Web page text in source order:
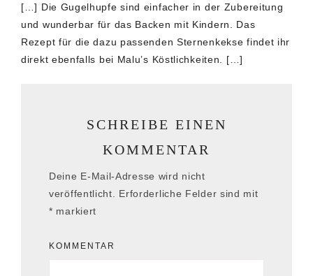
[…] Die Gugelhupfe sind einfacher in der Zubereitung
und wunderbar für das Backen mit Kindern. Das
Rezept für die dazu passenden Sternenkekse findet ihr
direkt ebenfalls bei Malu’s Köstlichkeiten. […]
SCHREIBE EINEN
KOMMENTAR
Deine E-Mail-Adresse wird nicht
veröffentlicht.
Erforderliche Felder sind mit
* markiert
KOMMENTAR